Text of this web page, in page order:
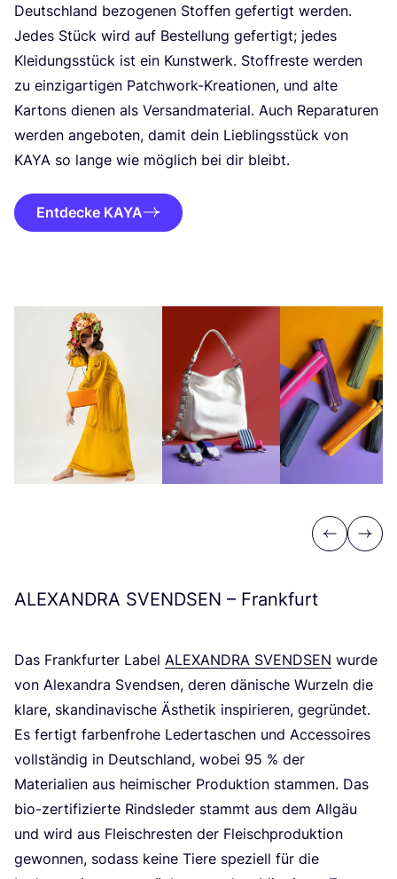
Deutsch­land bezo­ge­nen Stof­fen gefer­tigt wer­den.
Jedes Stück wird auf Bestel­lung gefer­tigt; jedes
Klei­dungs­stück ist ein Kunst­werk. Stoff­res­te wer­den
zu ein­zig­ar­ti­gen Patch­work-Krea­tio­nen, und alte
Kar­tons die­nen als Ver­sand­ma­te­ri­al. Auch Repa­ra­tu­ren
wer­den ange­bo­ten, damit dein Lieb­lings­stück von
KAYA so lan­ge wie mög­lich bei dir bleibt.
Entdecke KAYA
Previous
Next
ALEXANDRA SVENDSEN – Frankfurt
Das Frank­fur­ter Label ALEX­AN­DRA SVEND­SEN wur­de
von Alex­an­dra Svend­sen, deren däni­sche Wur­zeln die
kla­re, skan­di­na­vi­sche Ästhe­tik inspi­rie­ren, gegrün­det.
Es fer­tigt far­ben­fro­he Leder­ta­schen und Acces­soires
voll­stän­dig in Deutsch­land, wobei 95 % der
Mate­ria­li­en aus hei­mi­scher Pro­duk­ti­on stam­men. Das
bio-zer­ti­fi­zier­te Rinds­le­der stammt aus dem All­gäu
und wird aus Fleisch­res­ten der Fleisch­pro­duk­ti­on
gewon­nen, sodass kei­ne Tie­re spe­zi­ell für die